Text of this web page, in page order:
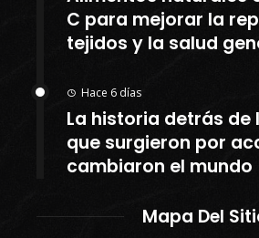
C para mejorar la
tejidos y la salud
Hace 6 días
La historia detrás de
que surgieron por
cambiaron el mundo
Mapa Del